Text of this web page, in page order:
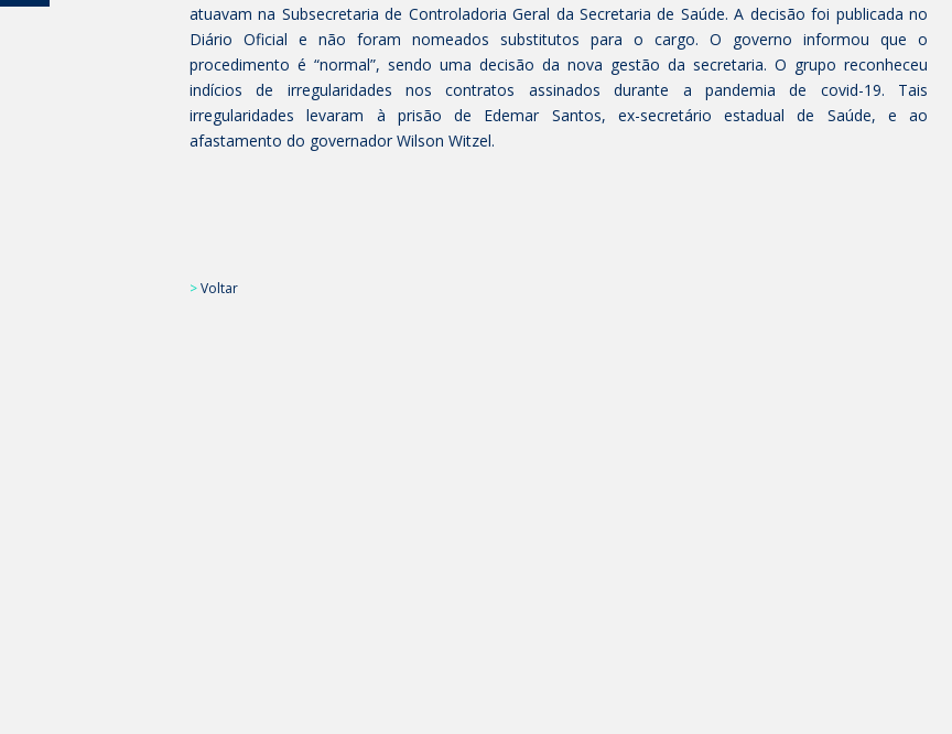
atuavam na Subsecretaria de Controladoria Geral da Secretaria de Saúde. A decisão foi publicada no
Diário Oficial e não foram nomeados substitutos para o cargo. O governo informou que o
procedimento é “normal”, sendo uma decisão da nova gestão da secretaria. O grupo reconheceu
indícios de irregularidades nos contratos assinados durante a pandemia de covid-19. Tais
irregularidades levaram à prisão de Edemar Santos, ex-secretário estadual de Saúde, e ao
afastamento do governador Wilson Witzel.
>Voltar